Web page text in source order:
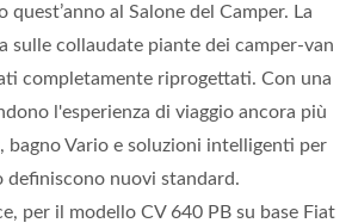
quest’anno al Salone del Camper. La
sulle collaudate piante dei camper-van
completamente riprogettati. Con una
l'esperienza di viaggio ancora più
bagno Vario e soluzioni intelligenti per
definiscono nuovi standard.
per il modello CV 640 PB su base Fiat